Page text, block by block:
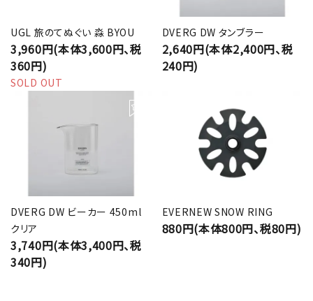
UGL 旅のてぬぐい 淼 BYOU
3,960円(本体3,600円、税
360円)
SOLD OUT
DVERG DW タンブラー
2,640円(本体2,400円、税
240円)
DVERG DW ビーカー 450ml
クリア
3,740円(本体3,400円、税
340円)
EVERNEW SNOW RING
880円(本体800円、税80円)